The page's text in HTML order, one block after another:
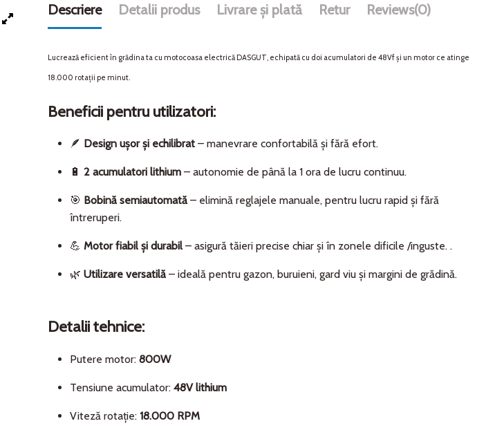
Descriere Detalii produs Livrare și plată Retur Reviews(0)
Lucrează eficient în grădina ta cu motocoasa electrică DASGUT, echipată cu doi acumulatori de 48Vf și un motor ce atinge
18.000 rotații pe minut.
Beneficii pentru utilizatori:
🪶 Design ușor și echilibrat – manevrare confortabilă și fără efort.
🔋 2 acumulatori lithium – autonomie de până la 1 ora de lucru continuu.
🎯 Bobină semiautomată– elimină reglajele manuale, pentru lucru rapid și fără
întreruperi.
💪 Motor fiabil și durabil – asigură tăieri precise chiar și în zonele dificile /inguste. .
🌿 Utilizare versatilă– ideală pentru gazon, buruieni, gard viu și margini de grădină.
Detalii tehnice:
Putere motor: 800W
Tensiune acumulator: 48V lithium
Viteză rotație: 18.000 RPM